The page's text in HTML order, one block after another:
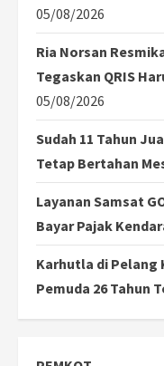
05/08/2026
Ria Norsan
Tegaskan QRIS
05/08/2026
Sudah 11 Tahun
Tetap Bertahan
Layanan Samsat
Bayar Pajak
Karhutla di Pelang
Pemuda 26 Tahun